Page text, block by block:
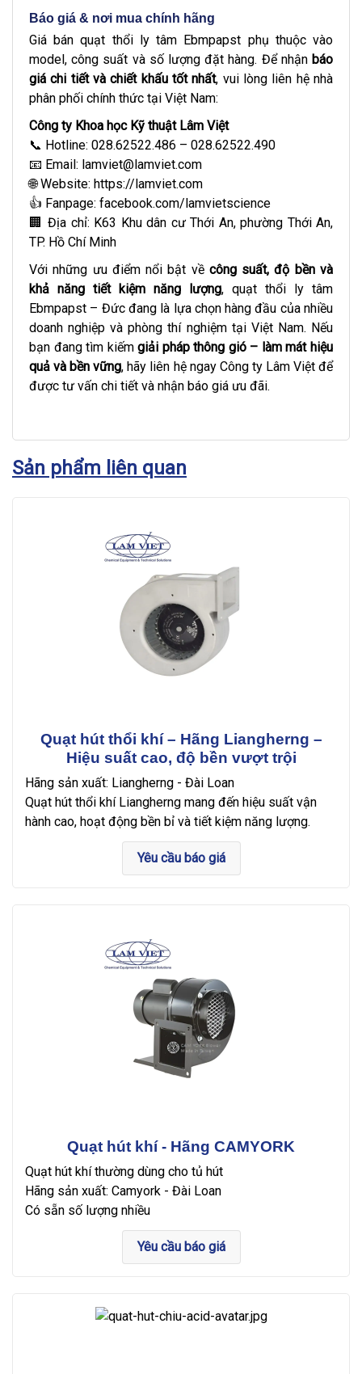
Báo giá & nơi mua chính hãng
Giá bán quạt thổi ly tâm Ebmpapst phụ thuộc vào
model, công suất và số lượng đặt hàng. Để nhận báo
giá chi tiết và chiết khấu tốt nhất, vui lòng liên hệ nhà
phân phối chính thức tại Việt Nam:
Công ty Khoa học Kỹ thuật Lâm Việt
📞 Hotline: 028.62522.486 – 028.62522.490
📧 Email: lamviet@lamviet.com
🌐 Website: https://lamviet.com
👍 Fanpage: facebook.com/lamvietscience
🏢 Địa chỉ: K63 Khu dân cư Thới An, phường Thới An,
TP. Hồ Chí Minh
Với những ưu điểm nổi bật về công suất, độ bền và
khả năng tiết kiệm năng lượng, quạt thổi ly tâm
Ebmpapst – Đức đang là lựa chọn hàng đầu của nhiều
doanh nghiệp và phòng thí nghiệm tại Việt Nam. Nếu
bạn đang tìm kiếmgiải pháp thông gió – làm mát hiệu
quả và bền vững, hãy liên hệ ngay Công ty Lâm Việt để
được tư vấn chi tiết và nhận báo giá ưu đãi.
Quạt hút thổi khí – Hãng Liangherng –
Hiệu suất cao, độ bền vượt trội
Hãng sản xuất: Liangherng - Đài Loan
Quạt hút thổi khí Liangherng mang đến hiệu suất vận
hành cao, hoạt động bền bỉ và tiết kiệm năng lượng.
Yêu cầu báo giá
Quạt hút khí - Hãng CAMYORK
Quạt hút khí thường dùng cho tủ hút
Hãng sản xuất: Camyork - Đài Loan
Có sẵn số lượng nhiều
Yêu cầu báo giá